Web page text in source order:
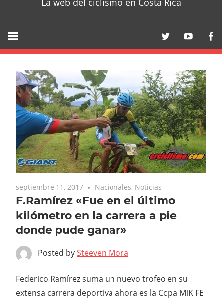
La web del ciclismo en Costa Rica
septiembre 11, 2017 Nacionales, Noticias
F.Ramírez «Fue en el último
kilómetro en la carrera a pie
donde pude ganar»
Posted bySteeven Mora
Federico Ramírez suma un nuevo trofeo en su
extensa carrera deportiva ahora es la Copa MiK FE